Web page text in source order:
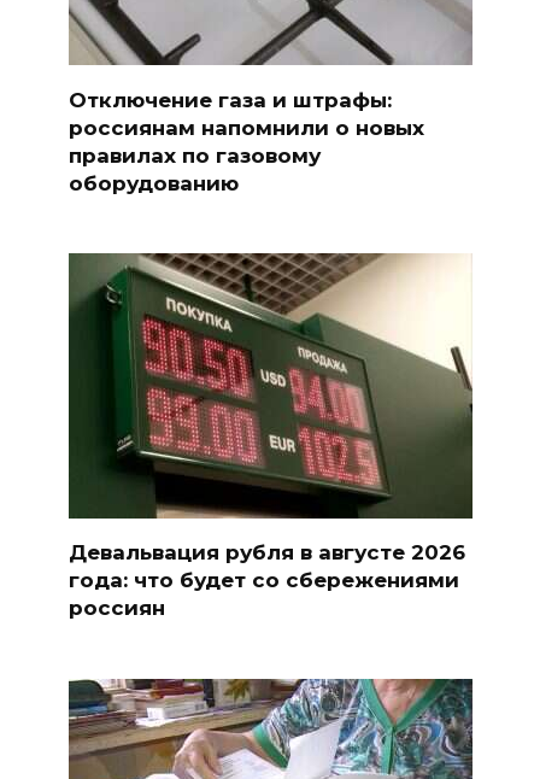
Отключение газа и штрафы:
россиянам напомнили о новых
правилах по газовому
оборудованию
Девальвация рубля в августе 2026
года: что будет со сбережениями
россиян